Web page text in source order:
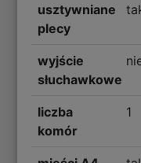
usztywniane
plecy
wyjście
słuchawkowe
liczba
komór
1